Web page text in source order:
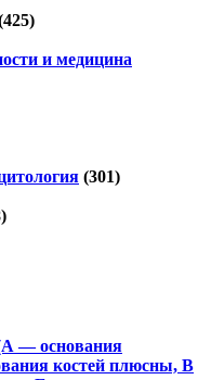
и медицина
(301)
— основания
костей плюсны, В